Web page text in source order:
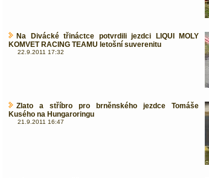
Na Divácké třináctce potvrdili jezdci LIQUI MOLY
KOMVET RACING TEAMU letošní suverenitu
22.9.2011 17:32
Zlato a stříbro pro brněnského jezdce Tomáše
Kusého na Hungaroringu
21.9.2011 16:47